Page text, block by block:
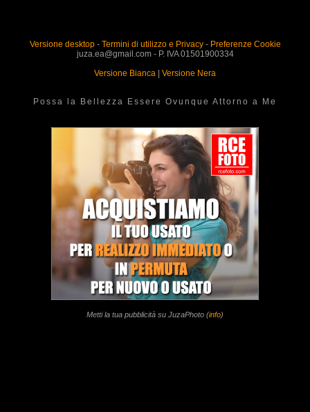
Versione desktop- Termini di utilizzo e Privacy- Preferenze Cookie
juza.ea@gmail.com - P. IVA 01501900334
Versione Bianca
Versione Nera
Possa la Bellezza Essere Ovunque Attorno a Me
Metti la tua pubblicità su JuzaPhoto (info)